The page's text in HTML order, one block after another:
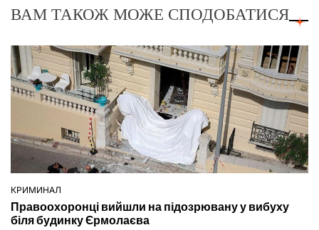
ВАМ ТАКОЖ МОЖЕ СПОДОБАТИСЯ
ОПУБЛІКУВАТИ
КРИМИНАЛ
Правоохоронці вийшли на підозрювану у вибуху
біля будинку Єрмолаєва